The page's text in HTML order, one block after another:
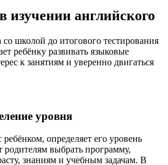
изучении английского
со школой до итогового тестирования
ребёнку развивать языковые
к занятиям и уверенно двигаться
уровня
определяет его уровень
родителям выбрать программу,
знаниям и учебным задачам. В